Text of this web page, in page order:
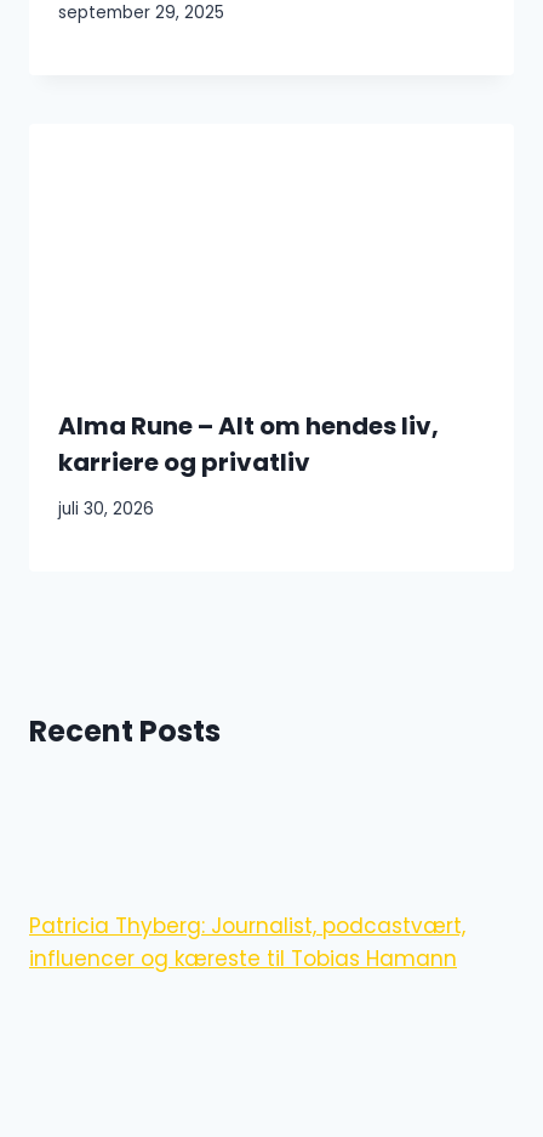
september 29, 2025
Alma Rune – Alt om hendes liv,
karriere og privatliv
juli 30, 2026
Recent Posts
Patricia Thyberg: Journalist, podcastvært,
influencer og kæreste til Tobias Hamann